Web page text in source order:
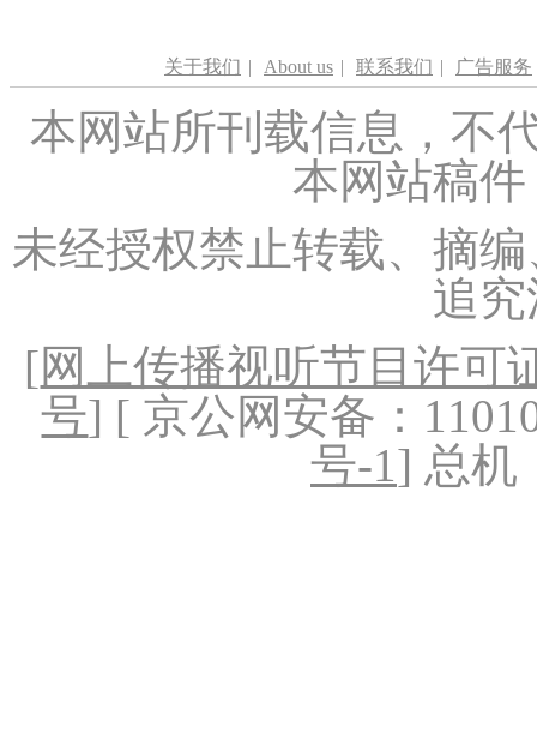
关于我们 | About us | 联系我们 | 广告服务
本网站所刊载信息，不
本网站稿
未经授权禁止转载、摘
追
[网上传播视听节目许可
号] [ 京公网安备：
号-1] 总机